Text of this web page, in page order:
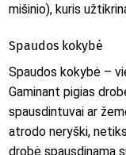
mišinio), kuris
Spaudos kokybė
Spaudos kokybė –
Gaminant pigias
spausdintuvai ar
atrodo neryški,
drobė spausdinama